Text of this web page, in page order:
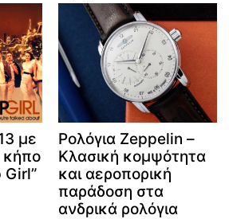
με
κήπο
Girl”
Ρολόγια Zeppelin –
Κλασική κομψότητα
και αεροπορική
παράδοση στα
ανδρικά ρολόγια